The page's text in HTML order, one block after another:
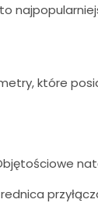
które